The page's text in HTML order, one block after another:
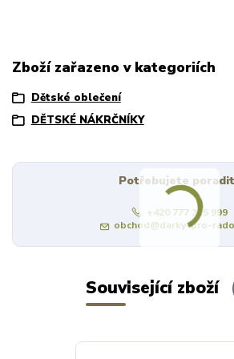
Zboží zařazeno v kategoriích
Dětské oblečení
DĚTSKÉ NÁKRČNÍKY
Potřebujete
+420 777 315 999
obchod@darky-pro-
Související zboží